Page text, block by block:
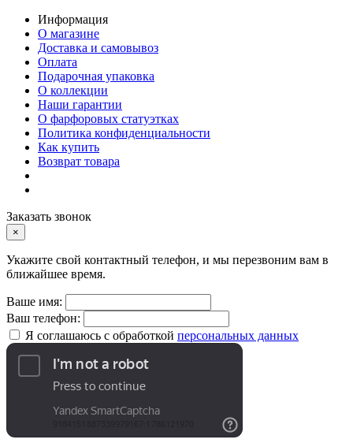
Информация
О магазине
Доставка и самовывоз
Оплата
Подарочная упаковка
О коллекции
Наши гарантии
О фарфоровых статуэтках
Политика конфиденциальности
Как купить
Возврат товара
Заказать звонок
×
Укажите свой контактный телефон, и мы перезвоним вам в
ближайшее время.
Ваше имя:
Ваш телефон:
Я соглашаюсь с обработкой персональных данных